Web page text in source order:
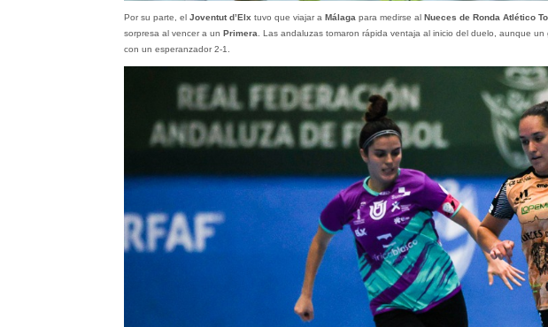
Por su parte, el Joventut d’Elx tuvo que viajar a Málaga para medirse al Nueces de Ronda Atlético
sorpresa al vencer a un Primera . Las andaluzas tomaron rápida ventaja al inicio del duelo, aunque un
con un esperanzador 2-1.